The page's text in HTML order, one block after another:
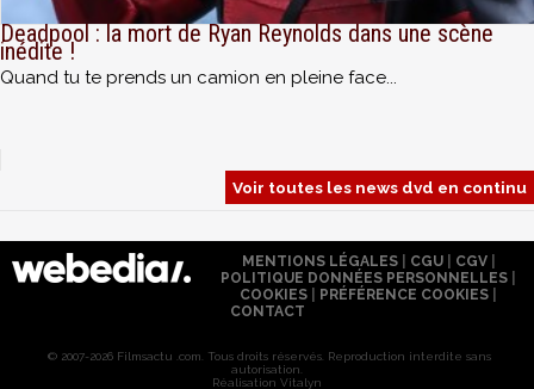
Deadpool : la mort de Ryan Reynolds dans une scène
inédite !
Quand tu te prends un camion en pleine face...
Voir toutes les news dvd en continu
MENTIONS LÉGALES| CGU| CGV|
POLITIQUE DONNÉES PERSONNELLES
COOKIES
PRÉFÉRENCE COOKIES
CONTACT
© 2007-2026 Filmsactu .com. Tous droits réservés. Reproduction interdite sans
autorisation.
Réalisation Vitalyn